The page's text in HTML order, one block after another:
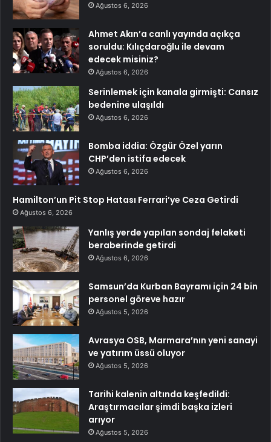
Ağustos 6, 2026
Ahmet Akın’a canlı yayında açıkça
soruldu: Kılıçdaroğlu ile devam
edecek misiniz?
Ağustos 6, 2026
Serinlemek için kanala girmişti: Cansız
bedenine ulaşıldı
Ağustos 6, 2026
Bomba iddia: Özgür Özel yarın
CHP’den istifa edecek
Ağustos 6, 2026
Hamilton’un Pit Stop Hatası Ferrari’ye Ceza Getirdi
Ağustos 6, 2026
Yanlış yerde yapılan sondaj felaketi
beraberinde getirdi
Ağustos 6, 2026
Samsun’da Kurban Bayramı için 24 bin
personel göreve hazır
Ağustos 5, 2026
Avrasya OSB, Marmara’nın yeni sanayi
ve yatırım üssü oluyor
Ağustos 5, 2026
Tarihi kalenin altında keşfedildi:
Araştırmacılar şimdi başka izleri
arıyor
Ağustos 5, 2026